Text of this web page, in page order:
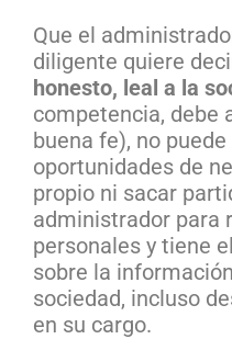
Que el
diligente quiere
honesto, leal a la
competencia, debe
buena fe), no
oportunidades de
propio ni sacar
administrador para
personales y tiene
sobre la
sociedad, incluso
en su cargo.